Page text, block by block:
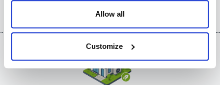
Allow all
Customize
Tarımsal Sulama
Tarımsal sulama şebekeli/şebekesiz sistemler içindir.